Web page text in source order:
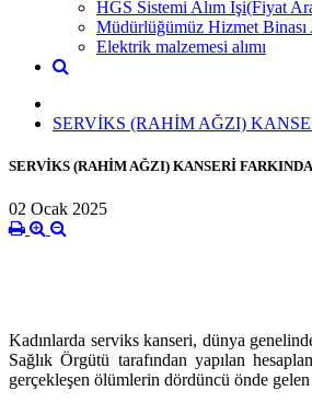
HGS Sistemi Alım İşi(Fiyat
Müdürlüğümüz Hizmet Binası
Elektrik malzemesi alımı
SERVİKS (RAHİM AĞZI)
SERVİKS (RAHİM AĞZI) KANSERİ
02 Ocak 2025
Kadınlarda serviks kanseri, dünya
Sağlık Örgütü tarafından yapılan
gerçekleşen ölümlerin dördüncü önde